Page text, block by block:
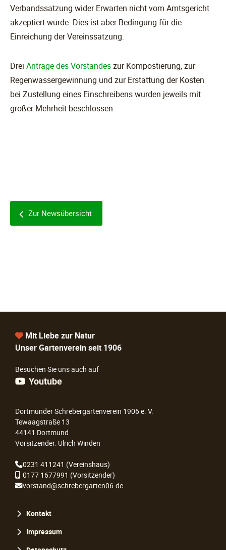
Verbandssatzung wider Erwarten nicht vom Amtsgericht
akzeptiert wurde. Dies ist aber Bedingung für die
Einreichung der Vereinssatzung.
Drei Anträge des Vorstandeszur Kompostierung, zur
Regenwassergewinnung und zur Erstattung der Kosten
bei Zustellung eines Einschreibens wurden jeweils mit
großer Mehrheit beschlossen.
Zur Newsübersicht
Mit Liebe zur Natur
Unser Gartenverein seit 1906
Besuchen Sie uns auch auf
Youtube
Dortmunder Schrebergartenverein 1906 e. V.
Tewaagstraße 13
44141 Dortmund
Vorsitzender: Ulrich Winden
0231 411241 (Vereinshaus)
0177 1677991 (Vorsitzender)
vorstand@schrebergarten06.de
überspringen
Kontakt
Impressum